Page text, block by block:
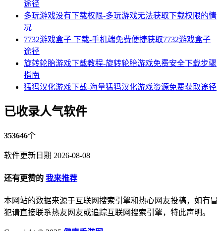
途径
多玩游戏没有下载权限-多玩游戏无法获取下载权限的情
况
7732游戏盒子 下载-手机端免费便捷获取7732游戏盒子
途径
旋转轮胎游戏下载教程-旋转轮胎游戏免费安全下载步骤
指南
猛犸汉化游戏下载-海量猛犸汉化游戏资源免费获取途径
已收录人气软件
353646个
软件更新日期 2026-08-08
还有更赞的 我来推荐
本网站的数据来源于互联网搜索引擎和热心网友投稿，如有冒
犯请直接联系热友网友或追踪互联网搜索引擎，特此声明。